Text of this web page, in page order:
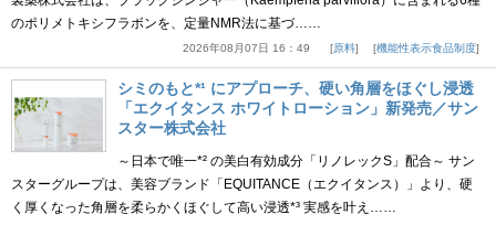
のポリメトキシフラボンを、定量NMR法に基づ……
2026年08月07日 16：49 原料 機能性表示食品制度
シミのもと*¹ にアプローチ、硬い角層をほぐし浸透
「エクイタンス ホワイトローション」新発売／サン
スター株式会社
～日本で唯一*² の美白有効成分「リノレックS」配合～ サン
スターグループは、美容ブランド「EQUITANCE（エクイタンス）」より、硬
く厚くなった角層を柔らかくほぐして高い浸透*³ 実感を叶え……